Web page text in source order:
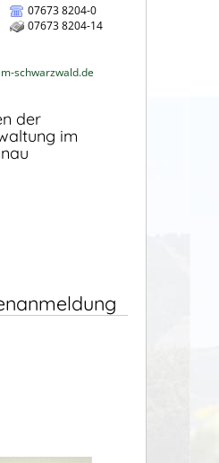
07673 8204-0
07673 8204-14
schwarzwald.de
der
im